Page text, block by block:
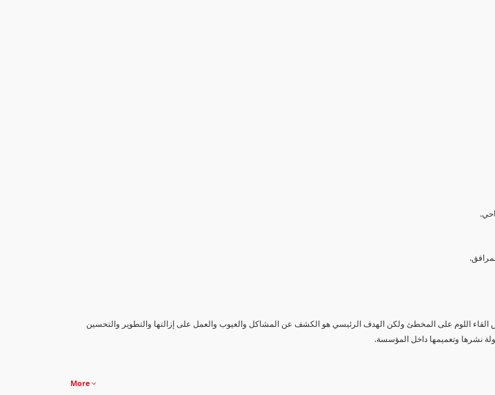
القاء اللوم على المخطئ ولكن الهدف الرئيسي هو الكشف عن المشاكل والعيوب والعمل على إزالتها والتطوير والتحسين
نشرها وتعميمها داخل المؤسسة.
More